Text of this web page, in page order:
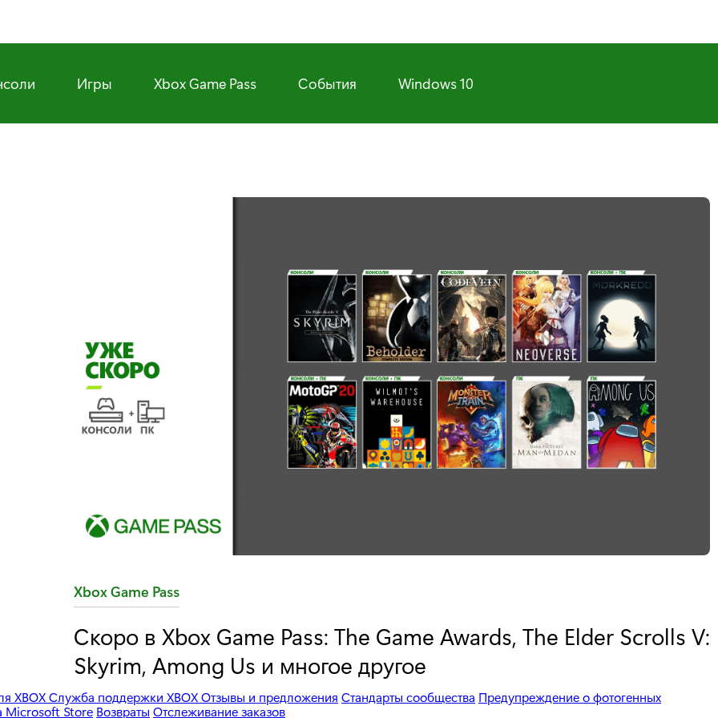
Игры Xbox Game Pass События Windows 10
C
t
e
o
Xbox Game Pass
Скоро в Xbox Game Pass: The Game Awards, The Elder Scrolls V:
Skyrim, Among Us и многое другое
XBOXСлужба поддержки XBOXОтзывы и предложения Стандарты сообщества Предупреждение о фотогенных
Microsoft Store Возвраты Отслеживание заказов